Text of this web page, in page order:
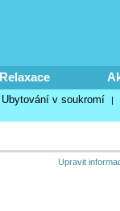
Relaxace
Ubytování v soukromí |
Upravit